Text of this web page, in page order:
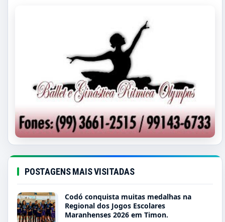
POSTAGENS MAIS VISITADAS
Codó conquista muitas medalhas na
Regional dos Jogos Escolares
Maranhenses 2026 em Timon.